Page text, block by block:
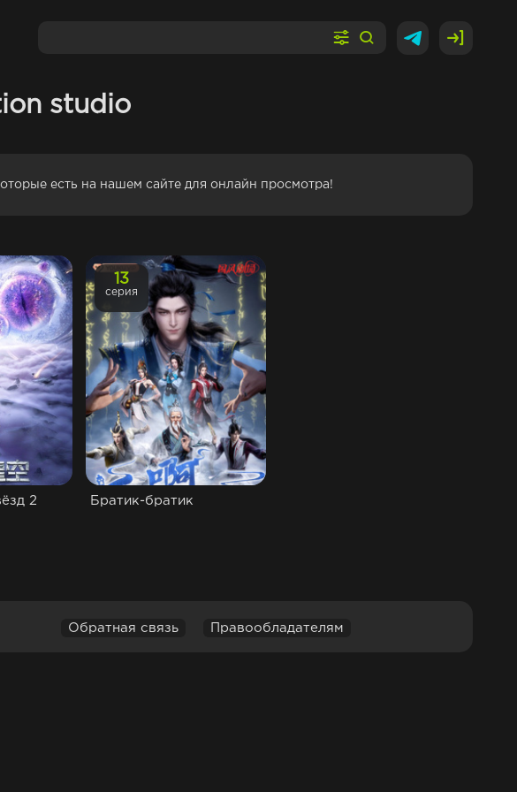
studio
есть на нашем сайте для онлайн просмотра!
2 Братик-братик
13
серия
Обратная связь Правообладателям